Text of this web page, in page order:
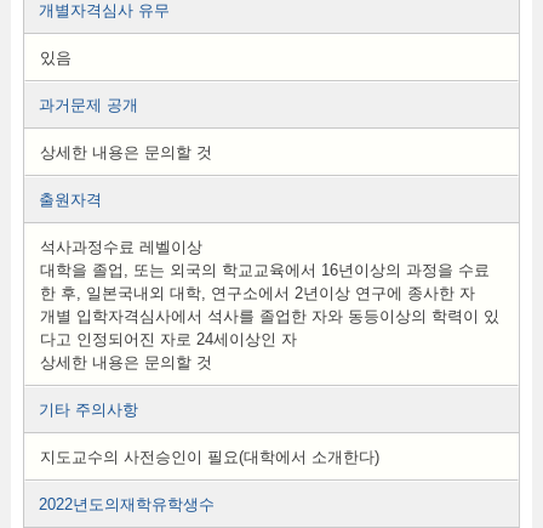
개별자격심사 유무
있음
과거문제 공개
상세한 내용은 문의할 것
출원자격
석사과정수료 레벨이상
대학을 졸업, 또는 외국의 학교교육에서 16년이상의 과정을 수료
한 후, 일본국내외 대학, 연구소에서 2년이상 연구에 종사한 자
개별 입학자격심사에서 석사를 졸업한 자와 동등이상의 학력이 있
다고 인정되어진 자로 24세이상인 자
상세한 내용은 문의할 것
기타 주의사항
지도교수의 사전승인이 필요(대학에서 소개한다)
2022년도의재학유학생수